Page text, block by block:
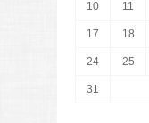
10 11
17 18
24 25
31